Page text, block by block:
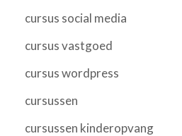
cursus social media
cursus vastgoed
cursus wordpress
cursussen
cursussen kinderopvang